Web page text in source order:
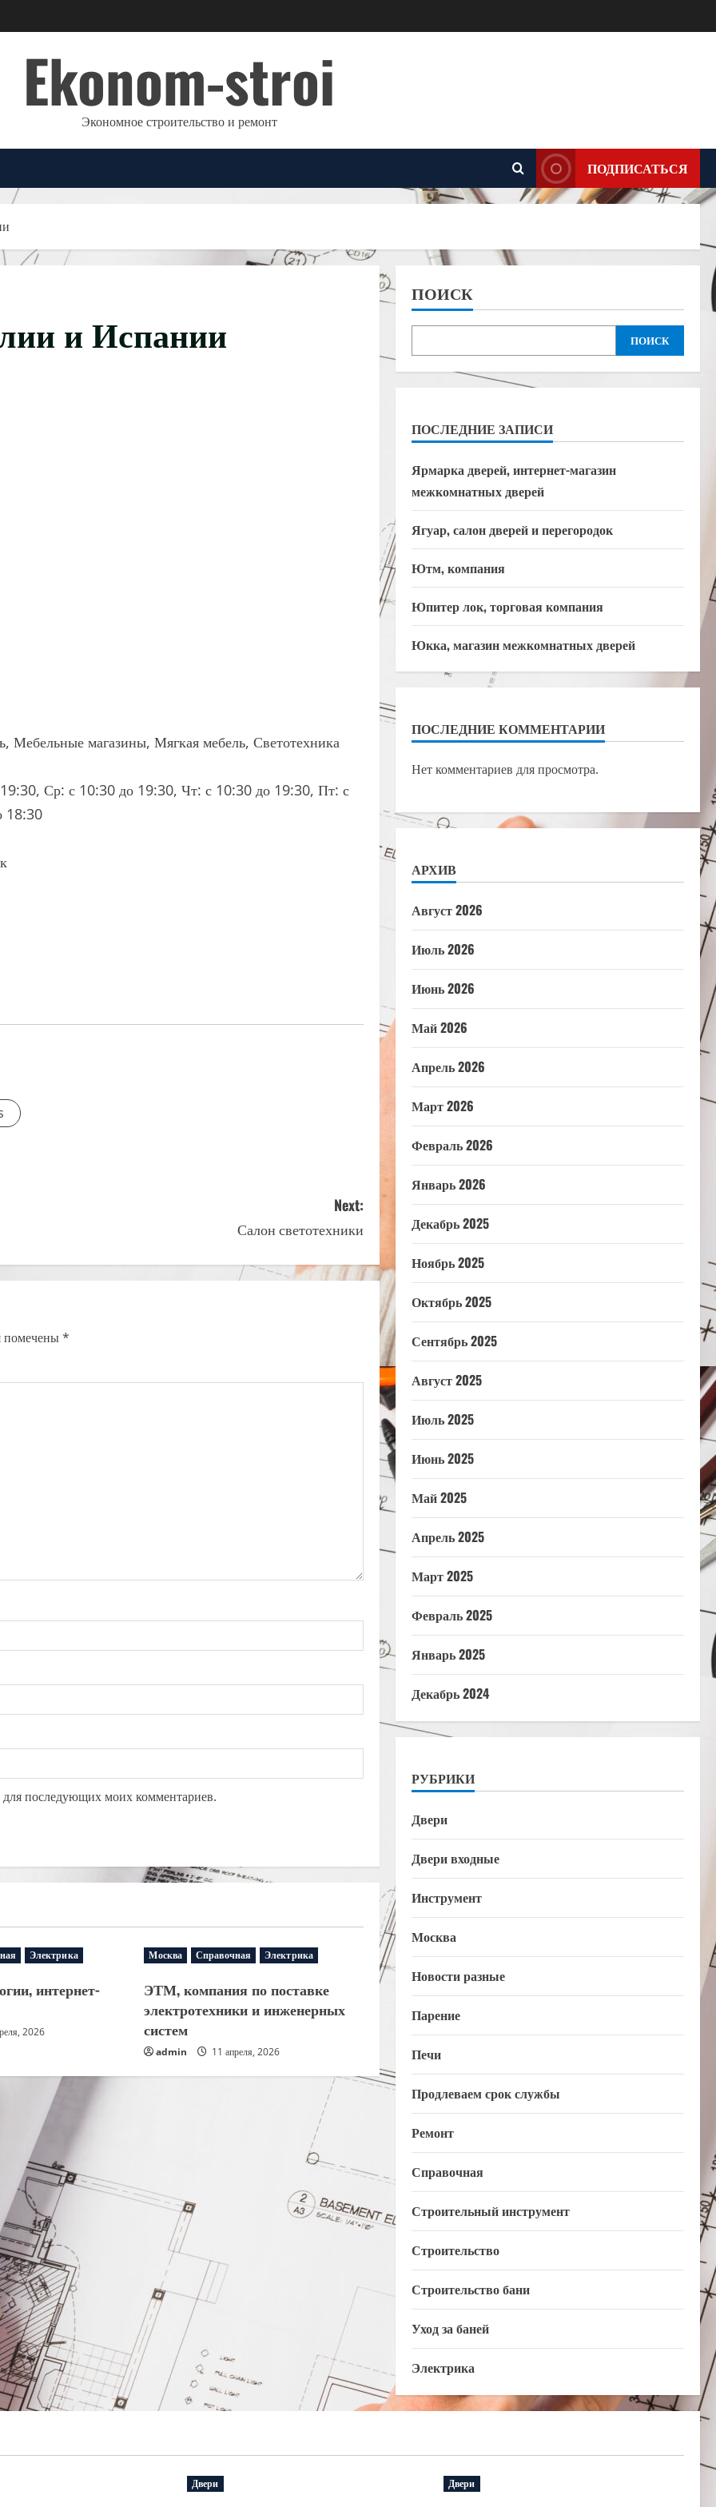
Ekonom-stroi
Экономное строительство и ремонт
ПОДПИСАТЬСЯ
и Испании
Мебельные магазины, Мягкая мебель, Светотехника
Ср: с 10:30 до 19:30, Чт: с 10:30 до 19:30, Пт: с
18:30
Next:
Салон светотехники
помечены*
последующих моих комментариев.
Электрика
интернет-
2026
Москва Справочная Электрика
ЭТМ, компания по поставке
электротехники и инженерных
систем
admin 11 апреля, 2026
ПОИСК
ПОИСК
ПОСЛЕДНИЕ ЗАПИСИ
Ярмарка дверей, интернет-магазин
межкомнатных дверей
Ягуар, салон дверей и перегородок
Ютм, компания
Юпитер лок, торговая компания
Юкка, магазин межкомнатных дверей
ПОСЛЕДНИЕ КОММЕНТАРИИ
Нет комментариев для просмотра.
АРХИВ
Август 2026
Июль 2026
Июнь 2026
Май 2026
Апрель 2026
Март 2026
Февраль 2026
Январь 2026
Декабрь 2025
Ноябрь 2025
Октябрь 2025
Сентябрь 2025
Август 2025
Июль 2025
Июнь 2025
Май 2025
Апрель 2025
Март 2025
Февраль 2025
Январь 2025
Декабрь 2024
РУБРИКИ
Двери
Двери входные
Инструмент
Москва
Новости разные
Парение
Печи
Продлеваем срок службы
Ремонт
Справочная
Строительный инструмент
Строительство
Строительство бани
Уход за баней
Электрика
Двери Двери